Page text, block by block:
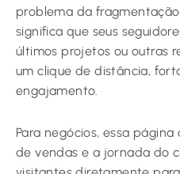
problema da
significa que seus
últimos projetos ou outras
um clique de distância,
engajamento.
Para negócios, essa
de vendas e a jornada do